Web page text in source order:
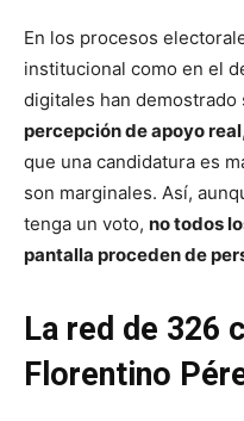
En los procesos
institucional como en el
digitales han demostrado
percepción de apoyo real
que una candidatura es
son marginales. Así,
tenga un voto, no todos
pantalla proceden de
La red de 326
Florentino